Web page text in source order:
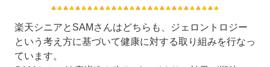
楽天シニアとSAMさんはどちらも、ジェロントロジー
という考え方に基づいて健康に対する取り組みを行なっ
ています。